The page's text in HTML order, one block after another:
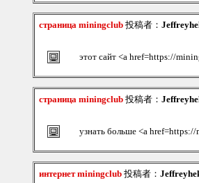
страница miningclub 投稿者：
этот сайт <a href=https://
страница miningclub 投稿者：
узнать больше <a
интернет miningclub 投稿者：